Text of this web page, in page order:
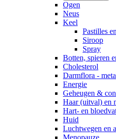
Ogen
Neus
Keel
Pastilles
Siroop
Spray
Botten, spieren
Cholesterol
Darmflora -
Energie
Geheugen &
Haar (uitval) en
Hart- en
Huid
Luchtwegen en
Menopauze